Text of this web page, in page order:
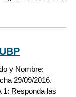
y Nombre:
29/09/2016.
1: Responda las